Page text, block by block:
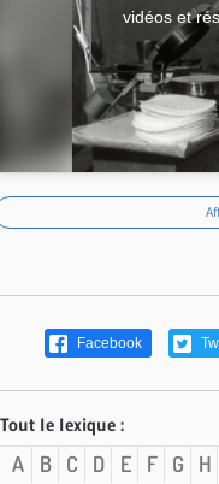
vidéos et
Facebook
Tout le lexique :
A B C D E F G H